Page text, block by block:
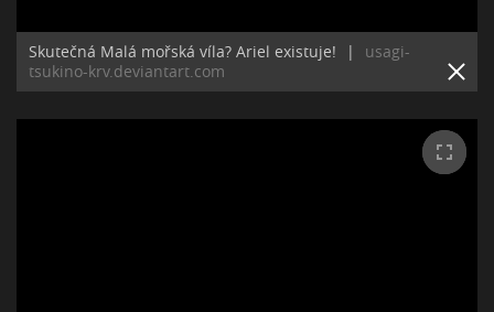
Skutečná Malá mořská víla? Ariel existuje! |
usagi-
tsukino-krv.deviantart.com